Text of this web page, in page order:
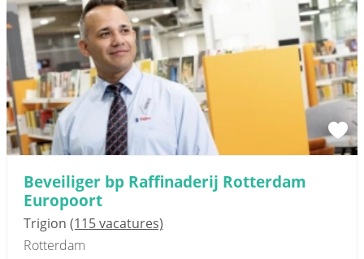
Beveiliger bp Raffinaderij Rotterdam
Europoort
Trigion (115 vacatures)
Rotterdam